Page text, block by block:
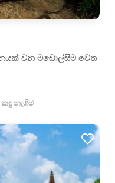
වන මඩොල්සිම වෙත
කඳු නැගීම